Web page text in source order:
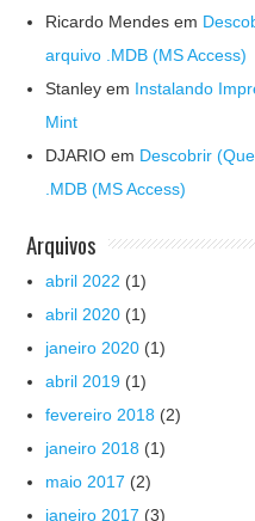
Ricardo Mendes em
arquivo .MDB (MS Access)
Stanley em Instalando
Mint
DJARIO em Descobrir
.MDB (MS Access)
Arquivos
abril 2022 (1)
abril 2020 (1)
janeiro 2020 (1)
abril 2019 (1)
fevereiro 2018 (2)
janeiro 2018 (1)
maio 2017 (2)
janeiro 2017 (3)